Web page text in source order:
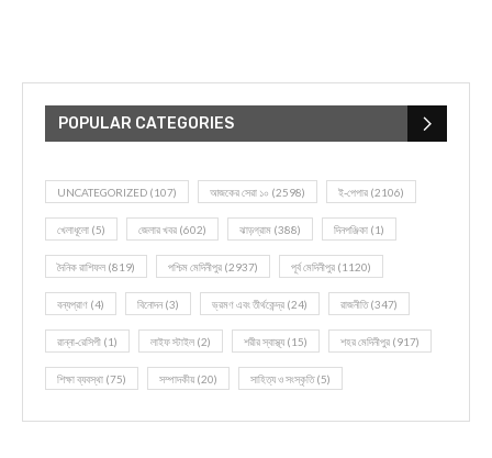
POPULAR CATEGORIES
UNCATEGORIZED (107) আজকের সেরা ১০ (2598) ই-পেপার (2106)
খেলাধূলো (5) জেলার খবর (602) ঝাড়গ্রাম (388) দিনপঞ্জিকা (1)
দৈনিক রাশিফল (819) পশ্চিম মেদিনীপুর (2937) পূর্ব মেদিনীপুর (1120)
বন্যপ্রাণ (4) বিনোদন(3) ভ্রমণ এবং তীর্থকেন্দ্র (24) রাজনীতি(347)
রান্না-রেসিপী (1) লাইফ স্টাইল (2) শরীর স্বাস্থ্য (15) শহর মেদিনীপুর (917)
শিক্ষা ব্যবস্থা (75) সম্পাদকীয় (20) সাহিত্য ও সংস্কৃতি(5)